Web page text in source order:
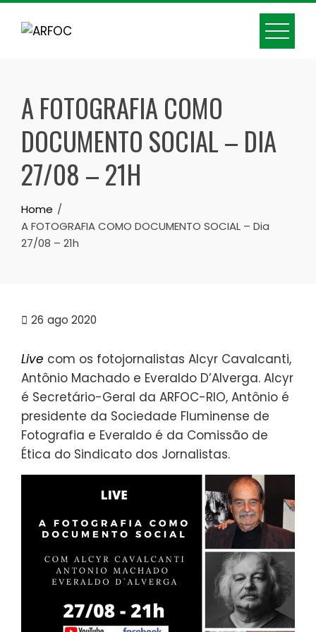
Skip
A FOTOGRAFIA COMO
DOCUMENTO SOCIAL – DIA
27/08 – 21H
Home
A FOTOGRAFIA COMO DOCUMENTO SOCIAL – Dia
27/08 – 21h
26 ago 2020
Live com os fotojornalistas Alcyr Cavalcanti,
Antônio Machado e Everaldo D’Alverga. Alcyr
é Secretário-Geral da ARFOC-RIO, Antônio é
presidente da Sociedade Fluminense de
Fotografia e Everaldo é da Comissão de
Ética do Sindicato dos Jornalistas.